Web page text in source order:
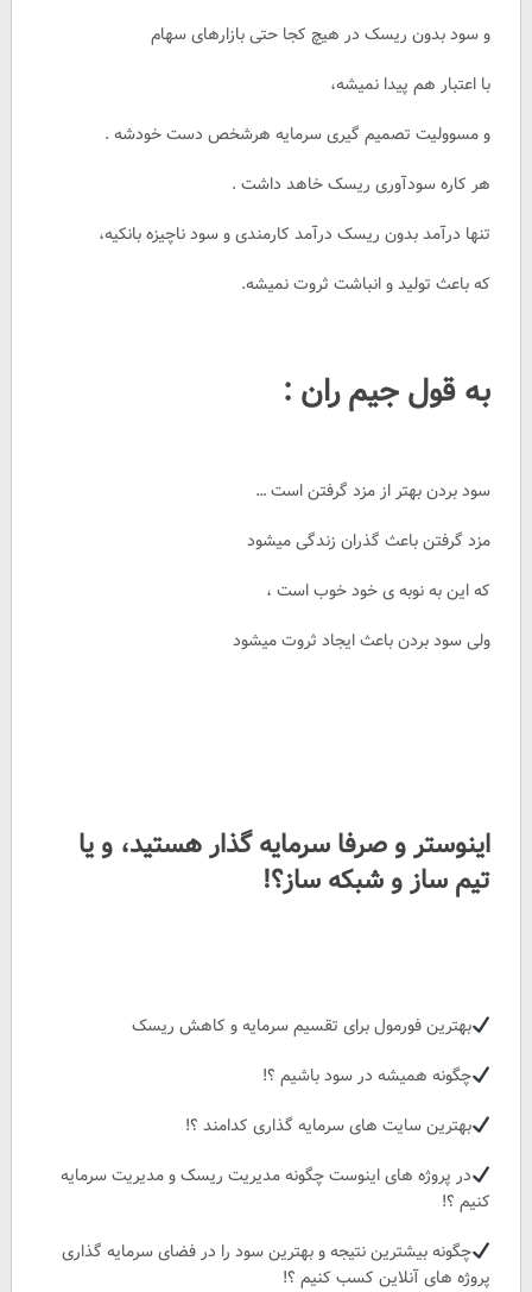
و سود بدون ریسک در هیچ کجا حتی بازارهای سهام
با اعتبار هم پیدا نمیشه،
و مسوولیت تصمیم گیری سرمایه هرشخص دست خودشه .
هر کاره سودآوری ریسک خاهد داشت .
تنها درآمد بدون ریسک درآمد کارمندی و سود ناچیزه بانکیه،
که باعث تولید و انباشت ثروت نمیشه.
به قول جیم ران :
سود بردن بهتر از مزد گرفتن است …
مزد گرفتن باعث گذران زندگی میشود
که این به نوبه ی خود خوب است ،
ولی سود بردن باعث ایجاد ثروت میشود
اینوستر و صرفا سرمایه گذار هستید، و یا
تیم ساز و شبکه ساز؟!
بهترین فورمول برای تقسیم سرمایه و کاهش ریسک
چگونه همیشه در سود باشیم ؟!
بهترین سایت های سرمایه گذاری کدامند ؟!
در پروژه های اینوست چگونه مدیریت ریسک و مدیریت سرمایه
کنیم ؟!
چگونه بیشترین نتیجه و بهترین سود را در فضای سرمایه گذاری
پروژه های آنلاین کسب کنیم ؟!